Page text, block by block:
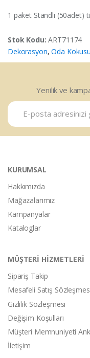
1 paket Standlı (50adet)
Stok Kodu:ART71174
Dekorasyon,Oda
Yenilik ve
KURUMSAL
Hakkımızda
Mağazalarımız
Kampanyalar
Kataloglar
MÜŞTERİ HİZMETLERİ
Sipariş Takip
Mesafeli Satış
Gizlilik Sözleşmesi
Değişim Koşulları
Müşteri Memnuniyeti
İletişim